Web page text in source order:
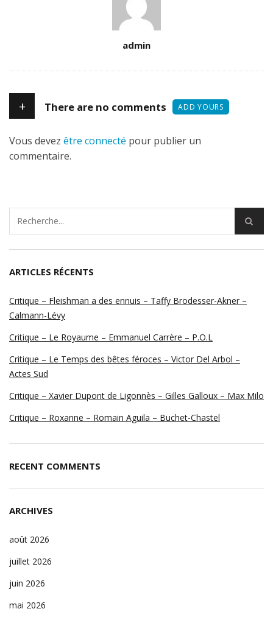
admin
+ There are no comments ADD YOURS
Vous devez être connecté pour publier un
commentaire.
ARTICLES RÉCENTS
Critique – Fleishman a des ennuis – Taffy Brodesser-Akner –
Calmann-Lévy
Critique – Le Royaume – Emmanuel Carrère – P.O.L
Critique – Le Temps des bêtes féroces – Victor Del Arbol –
Actes Sud
Critique – Xavier Dupont de Ligonnès – Gilles Galloux – Max Milo
Critique – Roxanne – Romain Aguila – Buchet-Chastel
RECENT COMMENTS
ARCHIVES
août 2026
juillet 2026
juin 2026
mai 2026